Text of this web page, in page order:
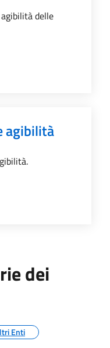
delle
ISTANZE
agibilità
dei
Enti